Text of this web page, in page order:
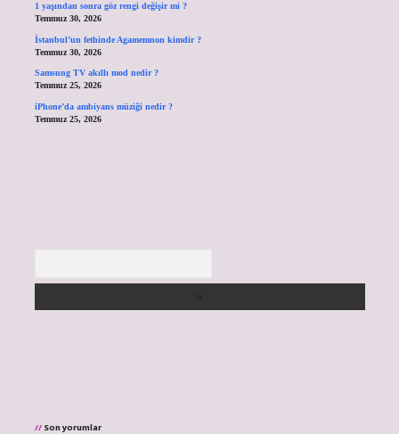
1 yaşından sonra göz rengi değişir mi ?
Temmuz 30, 2026
İstanbul’un fethinde Agamemnon kimdir ?
Temmuz 30, 2026
Samsung TV akıllı mod nedir ?
Temmuz 25, 2026
iPhone’da ambiyans müziği nedir ?
Temmuz 25, 2026
Son yorumlar